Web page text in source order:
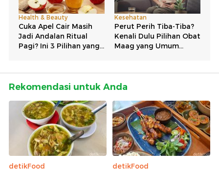
Rekomendasi untuk Anda
detikFood
detikFood